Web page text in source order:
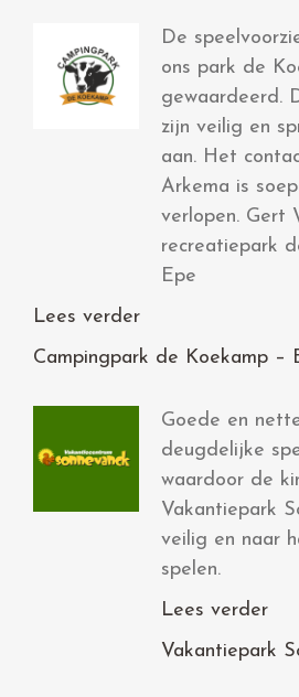
De
ons park de
gewaardeerd.
zijn veilig en
aan. Het
Arkema is
verlopen. Gert
recreatiepark
Epe
Lees verder
Campingpark de Koekamp –
Goede en
deugdelijke
waardoor de
Vakantiepark
veilig en naar
spelen.
Lees verder
Vakantiepark